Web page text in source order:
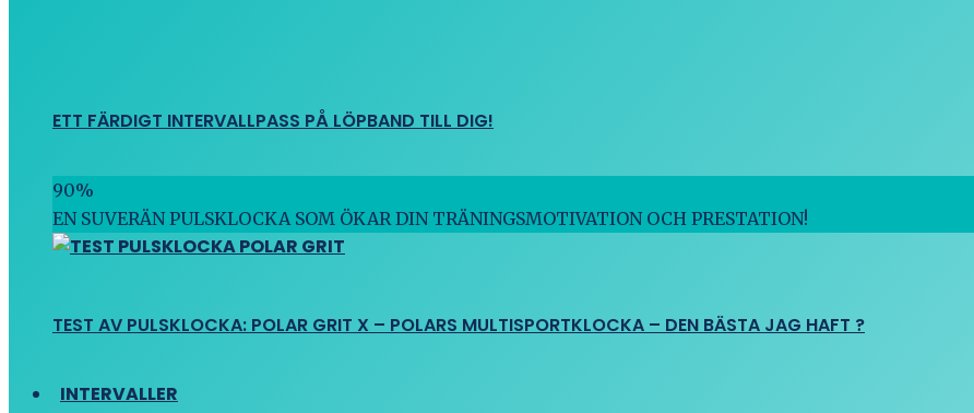
ETT FÄRDIGT INTERVALLPASS PÅ LÖPBAND TILL DIG!
90%
EN SUVERÄN PULSKLOCKA SOM ÖKAR DIN TRÄNINGSMOTIVATION OCH PRESTATION!
TEST AV PULSKLOCKA: POLAR GRIT X – POLARS MULTISPORTKLOCKA – DEN BÄSTA JAG HAFT ?
INTERVALLER